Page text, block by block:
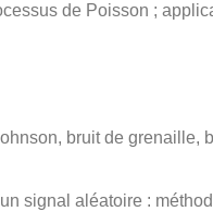
de Poisson ;
bruit de grenaille,
signal aléatoire :